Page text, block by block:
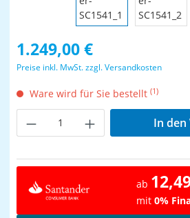
Regulärer Preis:
1.249,00 €
Preise inkl. MwSt. zzgl. Versandkosten
Ware wird für Sie bestellt (1)
Produkt Anzahl: Gib
In
ab
mit 0%